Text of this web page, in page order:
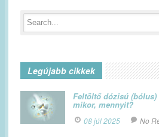
Legújabb cikkek
Feltöltő dózisú (bólus)
mikor, mennyit?
08 júl 2025 No